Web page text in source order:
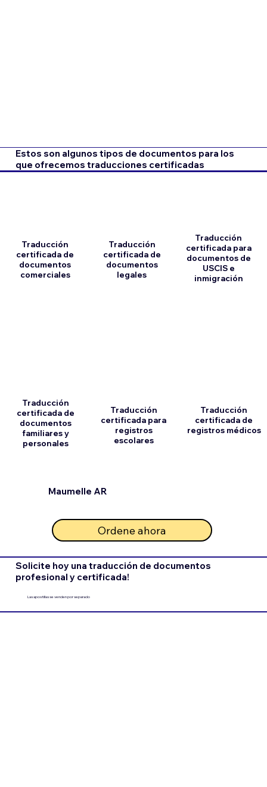
Estos son algunos tipos de documentos para los
que ofrecemos traducciones certificadas
Maumelle AR
Traducción
certificada de
documentos
comerciales
Traducción
certificada de
documentos
familiares y
personales
Traducción
certificada de
documentos
legales
Traducción
certificada para
registros
escolares
Ordene ahora
Traducción
certificada para
documentos de
USCIS e
inmigración
Traducción
certificada de
registros médicos
Solicite hoy una traducción de documentos
profesional y certificada!
Las apostillas se venden por separado